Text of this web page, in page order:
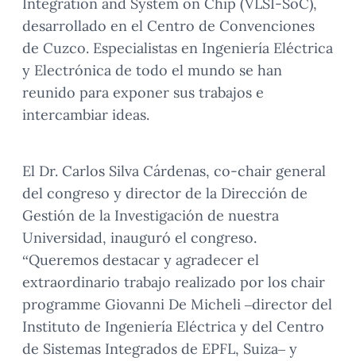
desarrollado en el Centro de Convenciones
de Cuzco. Especialistas en Ingeniería Eléctrica
y Electrónica de todo el mundo se han
reunido para exponer sus trabajos e
intercambiar ideas.
El Dr. Carlos Silva Cárdenas, co-chair general
del congreso y director de la Dirección de
Gestión de la Investigación de nuestra
Universidad, inauguró el congreso.
“Queremos destacar y agradecer el
extraordinario trabajo realizado por los chair
programme Giovanni De Micheli –director del
Instituto de Ingeniería Eléctrica y del Centro
de Sistemas Integrados de EPFL, Suiza– y